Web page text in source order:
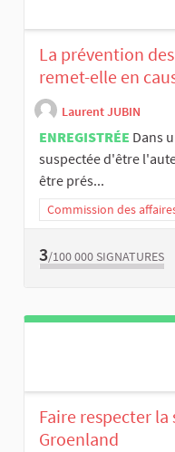
La prévention
remet-elle en
Laurent JUBIN
ENREGISTRÉE Dans
suspectée d'être
être prés...
Commission des
3/100 000 SIGNATURES
Faire respecter
Groenland